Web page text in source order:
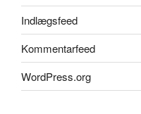
Indlægsfeed
Kommentarfeed
WordPress.org